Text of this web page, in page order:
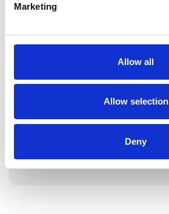
Marketing
Allow all
Allow selection
Deny
Gå til hjemmeside
Antal medarbejdere